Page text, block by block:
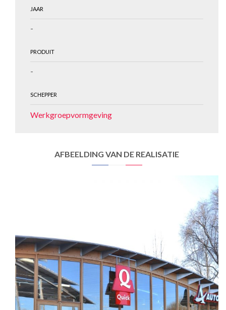
JAAR
-
PRODUIT
-
SCHEPPER
Werkgroepvormgeving
AFBEELDING VAN DE REALISATIE